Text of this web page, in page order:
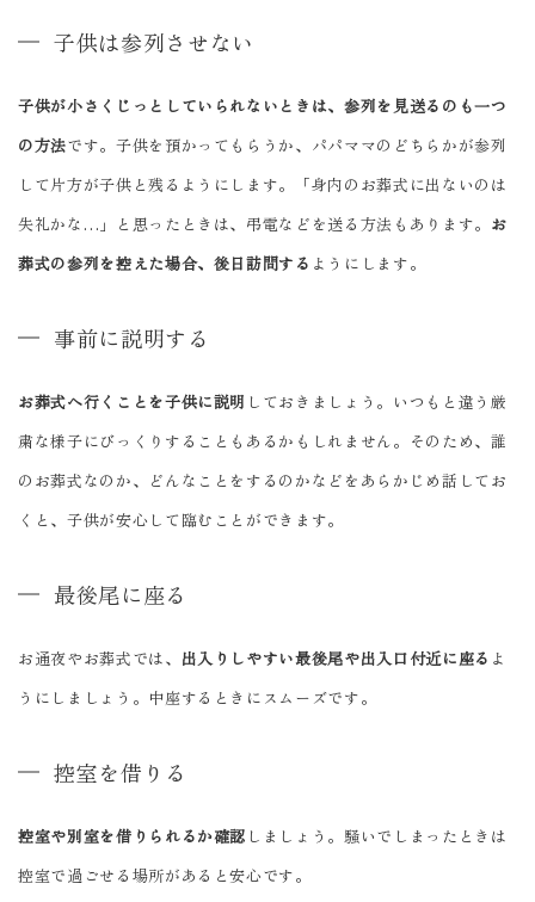
子供は参列させない
子供が小さくじっとしていられないときは、参列を見送るのも一つ
の方法です。子供を預かってもらうか、パパママのどちらかが参列
して片方が子供と残るようにします。「身内のお葬式に出ないのは
失礼かな…」と思ったときは、弔電などを送る方法もあります。 お
葬式の参列を控えた場合、後日訪問する ようにします。
事前に説明する
お葬式へ行くことを子供に説明 しておきましょう。いつもと違う厳
粛な様子にびっくりすることもあるかもしれません。そのため、誰
のお葬式なのか、どんなことをするのかなどをあらかじめ話してお
くと、子供が安心して臨むことができます。
最後尾に座る
お通夜やお葬式では、 出入りしやすい最後尾や出入口付近に座る よ
うにしましょう。中座するときにスムーズです。
控室を借りる
控室や別室を借りられるか確認 しましょう。騒いでしまったときは
控室で過ごせる場所があると安心です。